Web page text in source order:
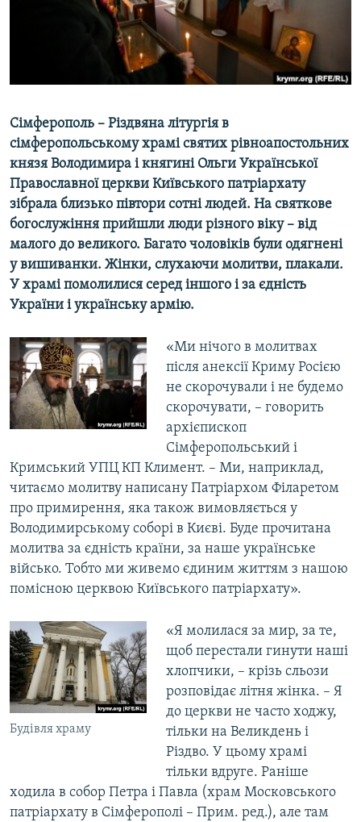
ВІДЕОУРОКИ «ELIFBE»
СВІДЧЕННЯ ОКУПАЦІЇ
УКРАЇНСЬКА ПРОБЛЕМА КРИМУ
Усі сайти RFE/RL
Сімферополь – Різдвяна літургія в
сімферопольському храмі святих рівноапостольних
князя Володимира і княгині Ольги Української
Православної церкви Київського патріархату
зібрала близько півтори сотні людей. На святкове
богослужіння прийшли люди різного віку – від
малого до великого. Багато чоловіків були одягнені
у вишиванки. Жінки, слухаючи молитви, плакали.
У храмі помолилися серед іншого і за єдність
України і українську армію.
«Ми нічого в молитвах
після анексії Криму Росією
не скорочували і не будемо
скорочувати, – говорить
архієпископ
Сімферопольський і
Кримський УПЦ КП Климент. – Ми, наприклад,
читаємо молитву написану Патріархом Філаретом
про примирення, яка також вимовляється у
Володимирському соборі в Києві. Буде прочитана
молитва за єдність країни, за наше українське
військо. Тобто ми живемо єдиним життям з нашою
помісною церквою Київського патріархату».
Будівля храму
«Я молилася за мир, за те,
щоб перестали гинути наші
хлопчики, – крізь сльози
розповідає літня жінка. – Я
до церкви не часто ходжу,
тільки на Великдень і
Різдво. У цьому храмі
тільки вдруге. Раніше
ходила в собор Петра і Павла (храм Московського
патріархату в Сімферополі – Прим. ред.), але там